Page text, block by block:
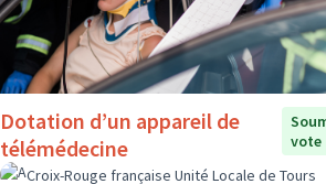
Dotation d’un appareil de
télémédecine
vote
Croix-Rouge française Unité Locale de Tours